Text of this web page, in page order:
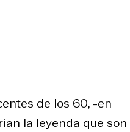
de los 60, -en
la leyenda que son